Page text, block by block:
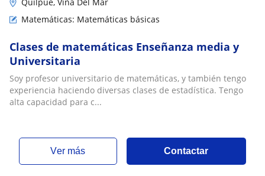
Matemáticas: Matemáticas básicas
Clases de matemáticas Enseñanza media y
Universitaria
Soy profesor universitario de matemáticas, y también tengo
experiencia haciendo diversas clases de estadística. Tengo
alta capacidad para c...
ver más Contactar